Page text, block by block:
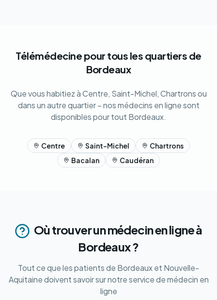
Télémédecine pour tous les quartiers de
Bordeaux
Que vous habitiez à Centre, Saint-Michel, Chartrons ou
dans un autre quartier – nos médecins en ligne sont
disponibles pour tout Bordeaux.
Centre Saint-Michel
Chartrons
Bacalan
Caudéran
Où trouver un médecin en ligne à
Bordeaux ?
Tout ce que les patients de Bordeaux et Nouvelle-
Aquitaine doivent savoir sur notre service de médecin en
ligne